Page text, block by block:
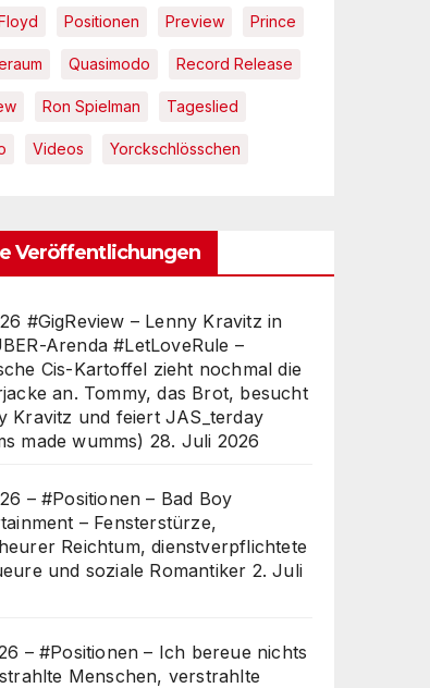
Positionen Preview Prince
Quasimodo Record Release
Ron Spielman Tageslied
Videos Yorckschlösschen
Veröffentlichungen
#GigReview – Lenny Kravitz in
Arenda #LetLoveRule –
Cis-Kartoffel zieht nochmal die
an. Tommy, das Brot, besucht
Kravitz und feiert JAS_terday
made wumms) 28. Juli 2026
– #Positionen – Bad Boy
– Fensterstürze,
Reichtum, dienstverpflichtete
und soziale Romantiker 2. Juli
– #Positionen – Ich bereue nichts
Menschen, verstrahlte